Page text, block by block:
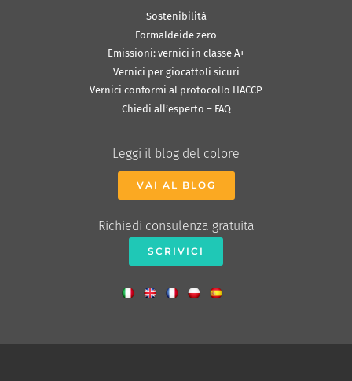
Sostenibilità
Formaldeide zero
Emissioni: vernici in classe A+
Vernici per giocattoli sicuri
Vernici conformi al protocollo HACCP
Chiedi all’esperto – FAQ
Leggi il blog del colore
VAI AL BLOG
Richiedi consulenza gratuita
SCRIVICI